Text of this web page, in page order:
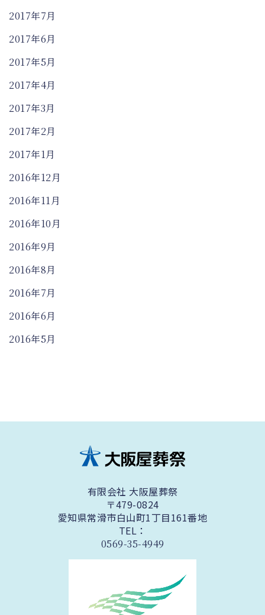
2017年7月
2017年6月
2017年5月
2017年4月
2017年3月
2017年2月
2017年1月
2016年12月
2016年11月
2016年10月
2016年9月
2016年8月
2016年7月
2016年6月
2016年5月
有限会社 大阪屋葬祭
〒479-0824
愛知県常滑市白山町1丁目161番地
TEL：
0569-35-4949